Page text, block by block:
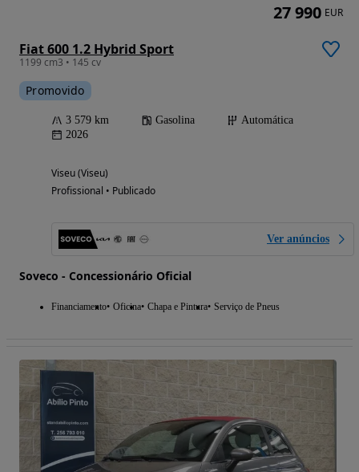
Fiat 600 1.2 Hybrid Sport
1199 cm3 • 145 cv
Promovido
3 579 km Gasolina
Automática
2026
Viseu (Viseu)
Profissional • Publicado
Ver anúncios
Soveco - Concessionário Oficial
Financiamento Oficina Chapa e Pintura Serviço de Pneus
27 990 EUR